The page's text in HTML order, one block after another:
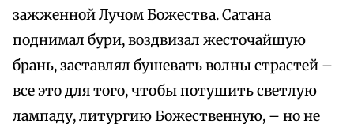
зажженной Лучом Божества. Сатана
поднимал бури, воздвизал жесточайшую
брань, заставлял бушевать волны страстей –
все это для того, чтобы потушить светлую
лампаду, литургию Божественную, – но не